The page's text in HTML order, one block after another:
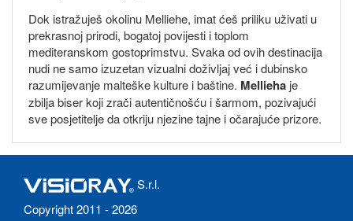
Dok istražuješ okolinu Melliehe, imat ćeš priliku uživati u
prekrasnoj prirodi, bogatoj povijesti i toplom
mediteranskom gostoprimstvu. Svaka od ovih destinacija
nudi ne samo izuzetan vizualni doživljaj već i dubinsko
razumijevanje malteške kulture i baštine. Mellieha je
zbilja biser koji zrači autentičnošću i šarmom, pozivajući
sve posjetitelje da otkriju njezine tajne i očarajuće prizore.
S.r.l.
Copyright 2011 - 2026